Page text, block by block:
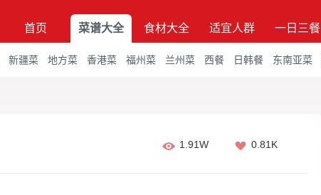
首页 菜谱大全 食材大全 适宜人群 一日三餐
新疆菜 地方菜 香港菜 福州菜 兰州菜 西餐 日韩餐 东南亚菜
1.91W 0.81K